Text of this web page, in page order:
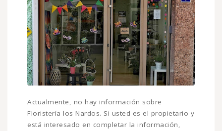
Actualmente, no hay información sobre
Floristería los Nardos. Si usted es el propietario y
está interesado en completar la información,